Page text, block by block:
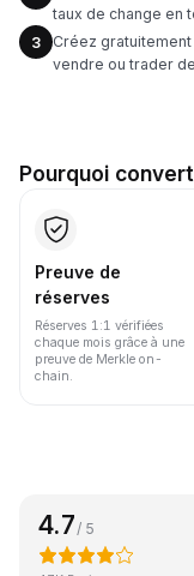
taux de change en
3
Créez
vendre ou trader
Pourquoi
Preuve de
réserves
Réserves 1:1 vérifiées
chaque mois grâce à une
preuve de Merkle on-
chain.
4.7 / 5